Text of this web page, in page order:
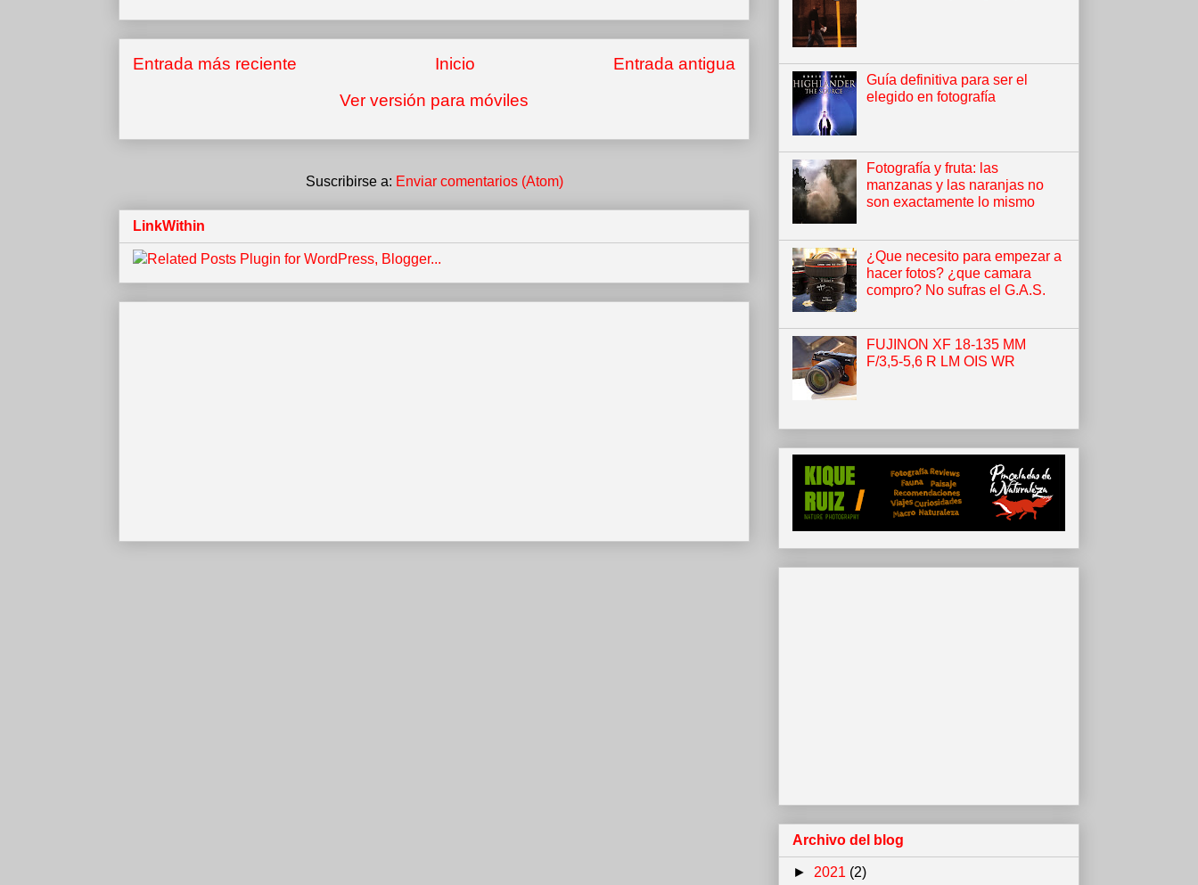
Entrada más reciente Entrada antigua
Inicio
Ver versión para móviles
Suscribirse a: Enviar comentarios (Atom)
LinkWithin
Guía definitiva para ser el
elegido en fotografía
Fotografía y fruta: las
manzanas y las naranjas no
son exactamente lo mismo
¿Que necesito para empezar a
hacer fotos? ¿que camara
compro? No sufras el G.A.S.
FUJINON XF 18-135 MM
F/3,5-5,6 R LM OIS WR
Archivo del blog
► 2021 (2)